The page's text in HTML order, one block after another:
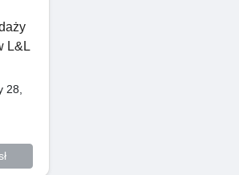
L&L
28,